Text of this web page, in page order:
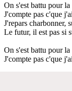
On s'est battu pour
J'compte pas c'que
J'repars charbonner,
Le futur, il est pas si
On s'est battu pour
J'compte pas c'que